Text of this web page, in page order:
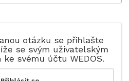
otázku se přihlašte
se svým uživatelským
svému účtu WEDOS.